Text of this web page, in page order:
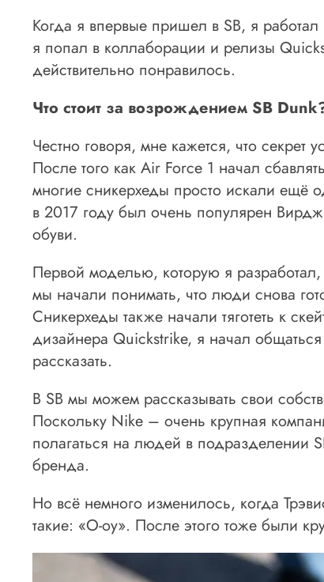
Когда я впервые пришел в SB, я
я попал в коллаборации и релизы
действительно понравилось.
Что стоит за возрождением SB
Честно говоря, мне кажется, что
После того как Air Force 1 начал
многие сникерхеды просто искали ещё
в 2017 году был очень популярен
обуви.
Первой моделью, которую я
мы начали понимать, что люди снова
Сникерхеды также начали тяготеть к
дизайнера Quickstrike, я начал
рассказать.
В SB мы можем рассказывать свои
Поскольку Nike – очень крупная
полагаться на людей в подразделении
бренда.
Но всё немного изменилось, когда
такие: «О-оу». После этого тоже были